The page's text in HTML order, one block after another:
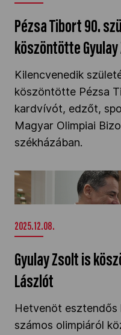
Pézsa Tibort 90.
köszöntötte
Kilencvenedik
köszöntötte Pézsa
kardvívót, edzőt,
Magyar Olimpiai
székházában.
Gyulay Zsolt is
Lászlót" />
2025.12.08.
Gyulay Zsolt is
Lászlót
Hetvenöt esztendős
számos olimpiáról